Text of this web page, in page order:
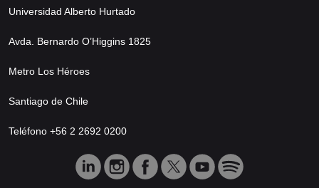
Universidad Alberto Hurtado
Avda. Bernardo O’Higgins 1825
Metro Los Héroes
Santiago de Chile
Teléfono +56 2 2692 0200